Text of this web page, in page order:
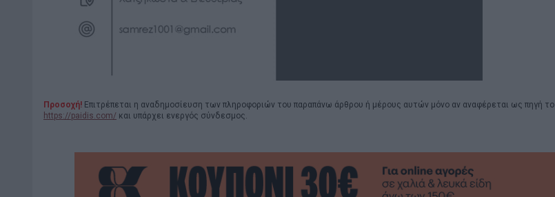
Προσοχή! Επιτρέπεται η αναδημοσίευση των πληροφοριών του παραπάνω άρθρου ή μέρους αυτών μόνο αν αναφέρεται ως πηγή το
https://paidis.com/ και υπάρχει ενεργός σύνδεσμος.